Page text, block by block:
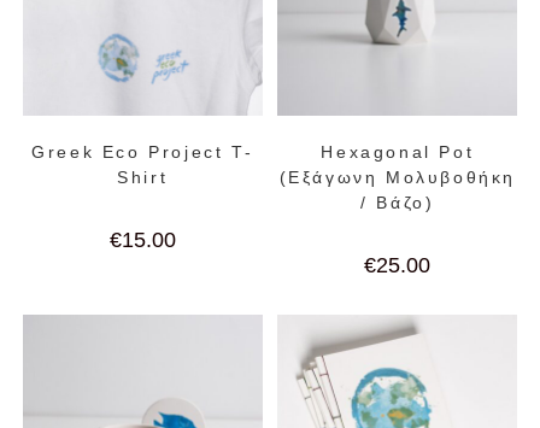
Greek Eco Project T-
Shirt
€15.00
Hexagonal Pot
(Εξάγωνη Μολυβοθήκη
/ Βάζο)
€25.00